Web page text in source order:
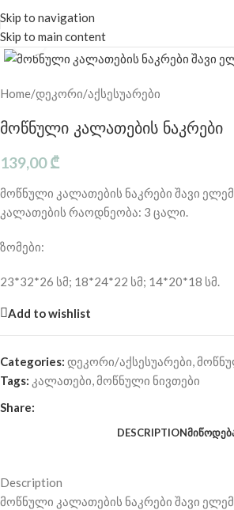
Skip to navigation
Skip to main content
Click to enlarge
Home/დეკორი/აქსესუარები
მოწნული კალათების ნაკრები
139,00₾
მოწნული კალათების ნაკრები შავი
კალათების რაოდნეობა: 3 ცალი.
ზომები:
23*32*26 სმ; 18*24*22 სმ; 14*20*18 სმ.
Add to wishlist
Categories: დეკორი/აქსესუარები,
Tags: კალათები,მოწნული ნივთები
Share:
DESCRIPTION
Description
მოწნული კალათების ნაკრები შავი